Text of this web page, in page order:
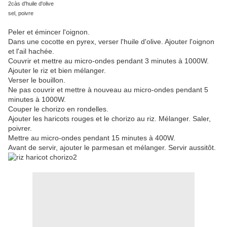
2càs d'huile d'olive
sel, poivre
Peler et émincer l'oignon.
Dans une cocotte en pyrex, verser l'huile d'olive. Ajouter l'oignon
et l'ail hachée.
Couvrir et mettre au micro-ondes pendant 3 minutes à 1000W.
Ajouter le riz et bien mélanger.
Verser le bouillon.
Ne pas couvrir et mettre à nouveau au micro-ondes pendant 5
minutes à 1000W.
Couper le chorizo en rondelles.
Ajouter les haricots rouges et le chorizo au riz. Mélanger. Saler,
poivrer.
Mettre au micro-ondes pendant 15 minutes à 400W.
Avant de servir, ajouter le parmesan et mélanger. Servir aussitôt.